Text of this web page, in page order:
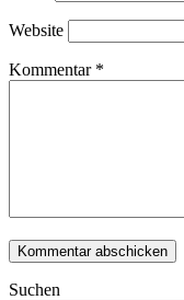
Website
Kommentar *
Suchen